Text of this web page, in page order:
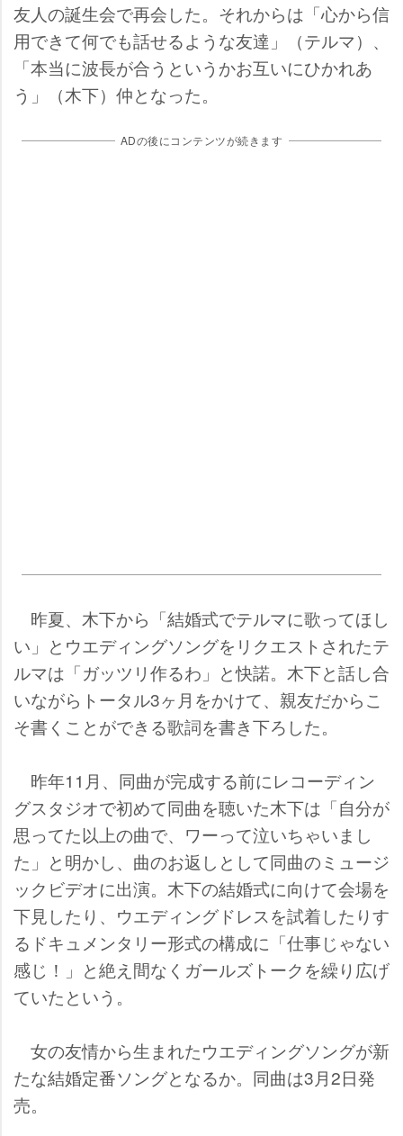
友人の誕生会で再会した。それからは「心から信
用できて何でも話せるような友達」（テルマ）、
「本当に波長が合うというかお互いにひかれあ
う」（木下）仲となった。
ADの後にコンテンツが続きます
昨夏、木下から「結婚式でテルマに歌ってほし
い」とウエディングソングをリクエストされたテ
ルマは「ガッツリ作るわ」と快諾。木下と話し合
いながらトータル3ヶ月をかけて、親友だからこ
そ書くことができる歌詞を書き下ろした。
昨年11月、同曲が完成する前にレコーディン
グスタジオで初めて同曲を聴いた木下は「自分が
思ってた以上の曲で、ワーって泣いちゃいまし
た」と明かし、曲のお返しとして同曲のミュージ
ックビデオに出演。木下の結婚式に向けて会場を
下見したり、ウエディングドレスを試着したりす
るドキュメンタリー形式の構成に「仕事じゃない
感じ！」と絶え間なくガールズトークを繰り広げ
ていたという。
女の友情から生まれたウエディングソングが新
たな結婚定番ソングとなるか。同曲は3月2日発
売。